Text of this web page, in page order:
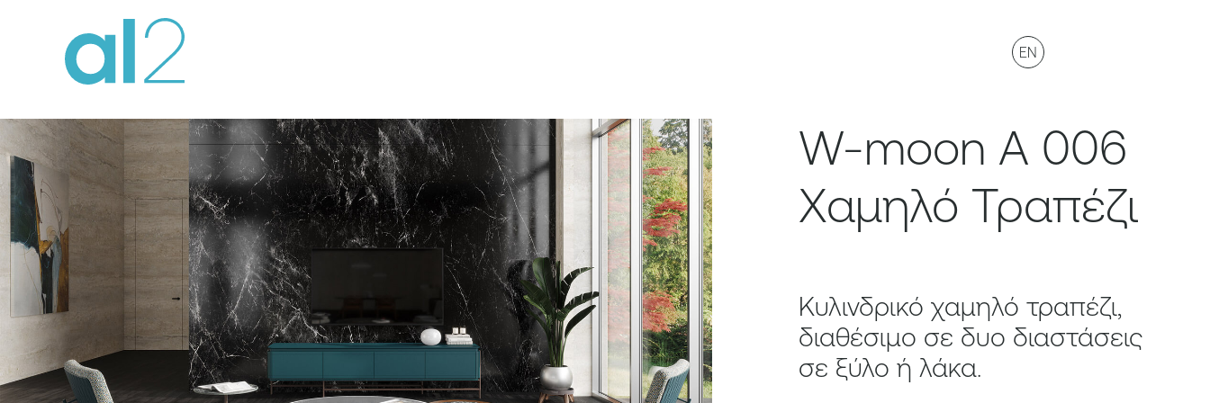
EN
W-moon A 006
Χαμηλό Τραπέζι
Κυλινδρικό χαμηλό τραπέζι,
διαθέσιμο σε δυο διαστάσεις
σε ξύλο ή λάκα.